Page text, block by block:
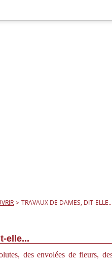
> TRAVAUX DE DAMES, DIT-
elle...
des envolées de fleurs,